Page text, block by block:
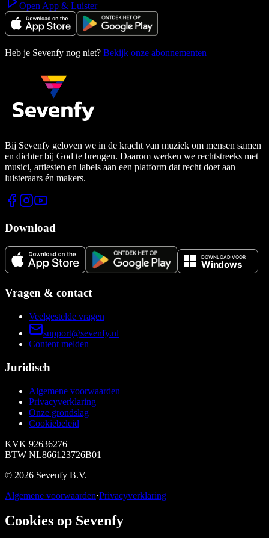
Open App & Luister
Heb je Sevenfy nog niet? Bekijk onze abonnementen
Bij Sevenfy geloven we in de kracht van muziek om mensen samen
en dichter bij God te brengen. Daarom werken we rechtstreeks met
musici, artiesten en labels aan een platform dat recht doet aan
luisteraars én makers.
Download
Vragen & contact
Veelgestelde vragen
support@sevenfy.nl
Content melden
Juridisch
Algemene voorwaarden
Privacyverklaring
Onze grondslag
Cookiebeleid
KVK 92636276
BTW NL866123726B01
© 2026 Sevenfy B.V.
Algemene voorwaarden·Privacyverklaring
Cookies op Sevenfy